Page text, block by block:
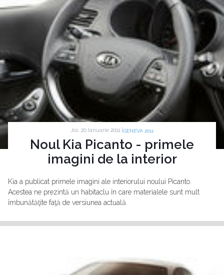
Joi, 20 Ianuarie 2011 | GENEVA 2011
Noul Kia Picanto - primele
imagini de la interior
Kia a publicat primele imagini ale interiorului noului Picanto.
Acestea ne prezintă un habitaclu în care materialele sunt mult
îmbunătăţite faţă de versiunea actuală.